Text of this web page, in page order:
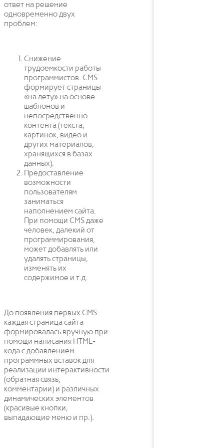
ответ на решение
одновременно двух
проблем:
Снижение
трудоемкости работы
программистов. CMS
формирует страницы
«на лету» на основе
шаблонов и
непосредственно
контента (текста,
картинок, видео и
других материалов,
хранящихся в базах
данных).
Предоставление
возможности
пользователям
заниматься
наполнением сайта.
При помощи CMS даже
человек, далекий от
программирования,
может добавлять или
удалять страницы,
изменять их
содержимое и т.д.
До появления первых CMS
каждая страница сайта
формировалась вручную при
помощи написания HTML-
кода с добавлением
программных вставок для
реализации интерактивности
(обратная связь,
комментарии) и различных
динамических элементов
(красивые кнопки,
выпадающие меню и пр.).